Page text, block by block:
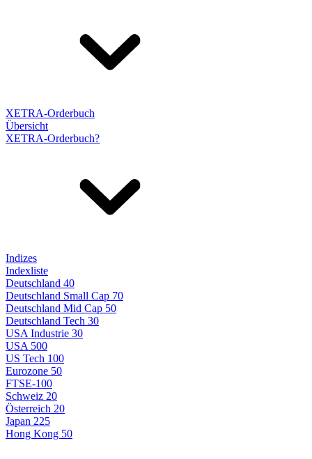
XETRA-Orderbuch
Übersicht
XETRA-Orderbuch?
Indizes
Indexliste
Deutschland 40
Deutschland Small Cap 70
Deutschland Mid Cap 50
Deutschland Tech 30
USA Industrie 30
USA 500
US Tech 100
Eurozone 50
FTSE-100
Schweiz 20
Österreich 20
Japan 225
Hong Kong 50